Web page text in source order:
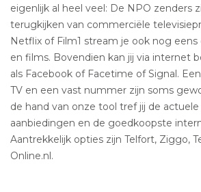
eigenlijk al heel veel: De NPO zenders
terugkijken van commerciële
Netflix of Film1 stream je ook nog
en films. Bovendien kan jij via internet
als Facebook of Facetime of Signal.
TV en een vast nummer zijn soms
de hand van onze tool tref jij de
aanbiedingen en de goedkoopste
Aantrekkelijk opties zijn Telfort, Ziggo,
Online.nl.